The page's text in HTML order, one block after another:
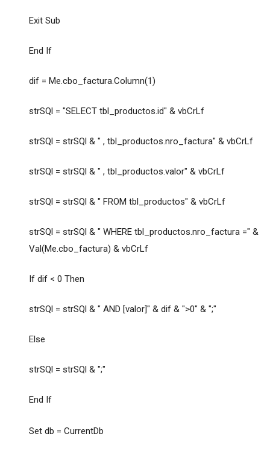
Exit Sub
End If
dif = Me.cbo_factura.Column(1)
strSQl = "SELECT tbl_productos.id" & vbCrLf
strSQl = strSQl & " , tbl_productos.nro_factura" & vbCrLf
strSQl = strSQl & " , tbl_productos.valor" & vbCrLf
strSQl = strSQl & " FROM tbl_productos" & vbCrLf
strSQl = strSQl & " WHERE tbl_productos.nro_factura =" &
Val(Me.cbo_factura) & vbCrLf
If dif < 0 Then
strSQl = strSQl & " AND [valor]" & dif & ">0" & ";"
Else
strSQl = strSQl & ";"
End If
Set db = CurrentDb